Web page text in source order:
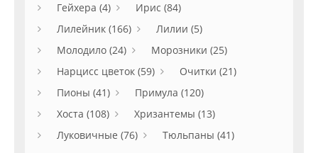
Гейхера (4)
Ирис (84)
Лилейник (166)
Лилии (5)
Молодило (24)
Морозники (25)
Нарцисс цветок (59)
Очитки (21)
Пионы (41)
Примула (120)
Хоста (108)
Хризантемы (13)
Луковичные (76)
Тюльпаны (41)